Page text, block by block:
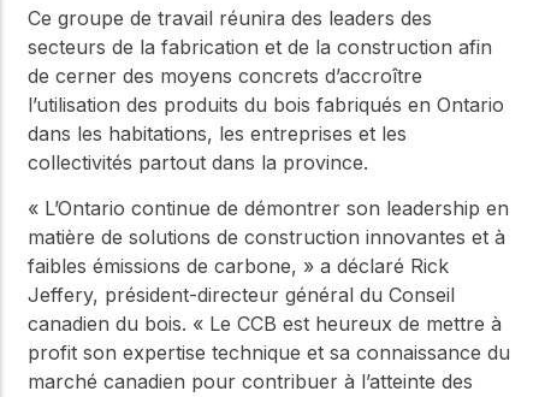
Ce groupe de travail réunira des leaders des
secteurs de la fabrication et de la construction afin
de cerner des moyens concrets d’accroître
l’utilisation des produits du bois fabriqués en Ontario
dans les habitations, les entreprises et les
collectivités partout dans la province.
« L’Ontario continue de démontrer son leadership en
matière de solutions de construction innovantes et à
faibles émissions de carbone, » a déclaré Rick
Jeffery, président-directeur général du Conseil
canadien du bois. « Le CCB est heureux de mettre à
profit son expertise technique et sa connaissance du
marché canadien pour contribuer à l’atteinte des